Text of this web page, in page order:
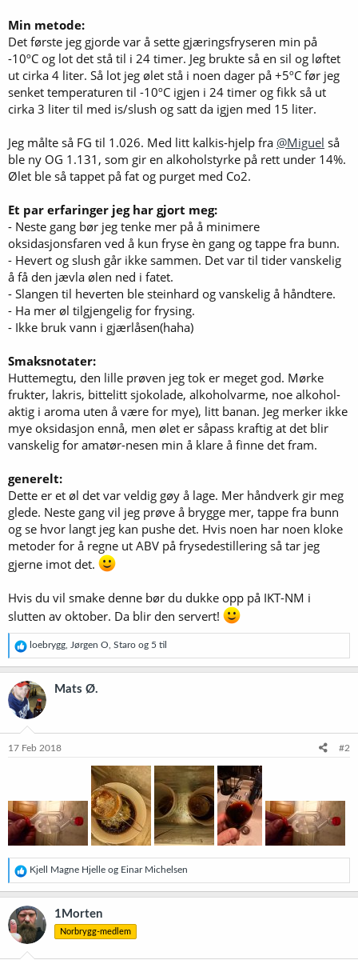
Min metode:
Det første jeg gjorde var å sette gjæringsfryseren min på
-10ºC og lot det stå til i 24 timer. Jeg brukte så en sil og løftet
ut cirka 4 liter. Så lot jeg ølet stå i noen dager på +5ºC før jeg
senket temperaturen til -10ºC igjen i 24 timer og fikk så ut
cirka 3 liter til med is/slush og satt da igjen med 15 liter.
Jeg målte så FG til 1.026. Med litt kalkis-hjelp fra @Miguel så
ble ny OG 1.131, som gir en alkoholstyrke på rett under 14%.
Ølet ble så tappet på fat og purget med Co2.
Et par erfaringer jeg har gjort meg:
- Neste gang bør jeg tenke mer på å minimere
oksidasjonsfaren ved å kun fryse èn gang og tappe fra bunn.
- Hevert og slush går ikke sammen. Det var til tider vanskelig
å få den jævla ølen ned i fatet.
- Slangen til heverten ble steinhard og vanskelig å håndtere.
- Ha mer øl tilgjengelig for frysing.
- Ikke bruk vann i gjærlåsen(haha)
Smaksnotater:
Huttemegtu, den lille prøven jeg tok er meget god. Mørke
frukter, lakris, bittelitt sjokolade, alkoholvarme, noe alkohol-
aktig i aroma uten å være for mye), litt banan. Jeg merker ikke
mye oksidasjon ennå, men ølet er såpass kraftig at det blir
vanskelig for amatør-nesen min å klare å finne det fram.
generelt:
Dette er et øl det var veldig gøy å lage. Mer håndverk gir meg
glede. Neste gang vil jeg prøve å brygge mer, tappe fra bunn
og se hvor langt jeg kan pushe det. Hvis noen har noen kloke
metoder for å regne ut ABV på frysedestillering så tar jeg
gjerne imot det.
Hvis du vil smake denne bør du dukke opp på IKT-NM i
slutten av oktober. Da blir den servert!
R
e
a
k
s
j
o
e
loebrygg Jørgen O Staro og 5 til
Mats Ø.
17 Feb 2018 #2
R
e
a
k
s
j
o
Kjell Magne Hjelle og Einar Michelsen
1Morten
Norbrygg-medlem